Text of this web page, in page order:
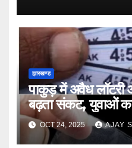
झारखण्ड
पाकुड़ में अवैध लॉटरी
बढ़ता संकट, युवाओं
OCT 24, 2025 AJAY